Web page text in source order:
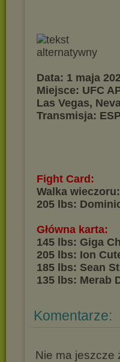
Data: 1 maja
Miejsce: UFC
Las Vegas,
Transmisja:
Fight Card:
Walka wieczoru:
205 lbs:
Główna karta:
145 lbs: Giga
205 lbs: Ion
185 lbs: Sean
135 lbs: Merab
Komentarze:
Nie ma jeszcze